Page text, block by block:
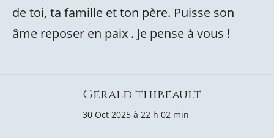
de toi, ta famille et ton père. Puisse son
âme reposer en paix . Je pense à vous !
Gerald thibeault
30 Oct 2025 à 22 h 02 min